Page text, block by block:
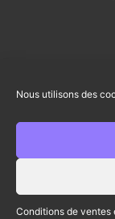
Nous utilisons des
Conditions de ventes
auteurs et